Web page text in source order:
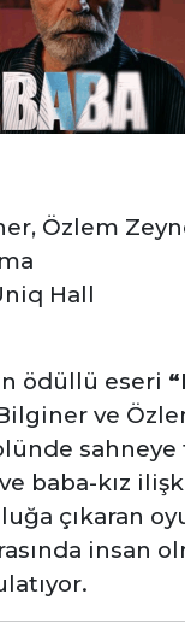
Özlem
Hall
ödüllü eseri
ve
sahneye
baba-kız
çıkaran
insan